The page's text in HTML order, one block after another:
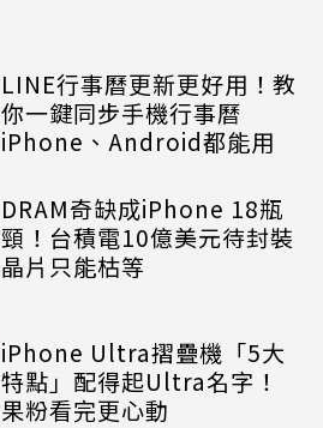
LINE行事曆更新更好用！教
你一鍵同步手機行事曆
iPhone、Android都能用
DRAM奇缺成iPhone 18瓶
頸！台積電10億美元待封裝
晶片只能枯等
iPhone Ultra摺疊機「5大
特點」配得起Ultra名字！
果粉看完更心動